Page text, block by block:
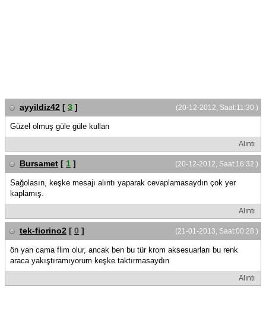
(20-12-2012, Saat:11:30 )
ayyildiz42 [ 3 ]
Güzel olmuş güle güle kullan
Alıntı
(20-12-2012, Saat:16:32 )
Bursamet [ 1 ]
Sağolasın, keşke mesajı alıntı yaparak cevaplamasaydın çok yer
kaplamış.
Alıntı
(21-01-2013, Saat:00:28 )
tek-fiorino2 [ 0 ]
ön yan cama flim olur, ancak ben bu tür krom aksesuarları bu renk
araca yakıştıramıyorum keşke taktırmasaydın
Alıntı